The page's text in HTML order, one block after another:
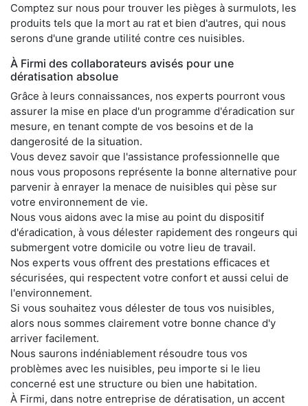
Comptez sur nous pour trouver les pièges à surmulots, les
produits tels que la mort au rat et bien d'autres, qui nous
serons d'une grande utilité contre ces nuisibles.
À Firmi des collaborateurs avisés pour une
dératisation absolue
Grâce à leurs connaissances, nos experts pourront vous
assurer la mise en place d'un programme d'éradication sur
mesure, en tenant compte de vos besoins et de la
dangerosité de la situation.
Vous devez savoir que l'assistance professionnelle que
nous vous proposons représente la bonne alternative pour
parvenir à enrayer la menace de nuisibles qui pèse sur
votre environnement de vie.
Nous vous aidons avec la mise au point du dispositif
d'éradication, à vous délester rapidement des rongeurs qui
submergent votre domicile ou votre lieu de travail.
Nos experts vous offrent des prestations efficaces et
sécurisées, qui respectent votre confort et aussi celui de
l'environnement.
Si vous souhaitez vous délester de tous vos nuisibles,
alors nous sommes clairement votre bonne chance d'y
arriver facilement.
Nous saurons indéniablement résoudre tous vos
problèmes avec les nuisibles, peu importe si le lieu
concerné est une structure ou bien une habitation.
À Firmi, dans notre entreprise de dératisation, un accent